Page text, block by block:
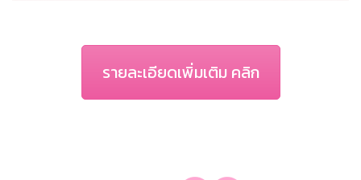
รายละเอียดเพิ่มเติม คลิก